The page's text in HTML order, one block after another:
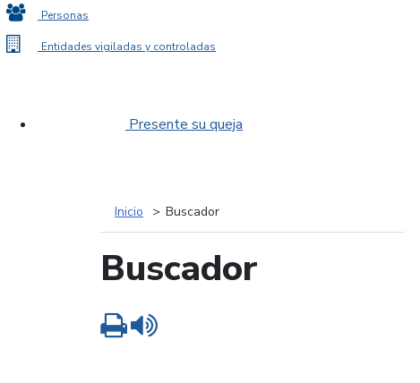
Personas
Entidades vigiladas y controladas
Presente su queja
Inicio Buscador
Buscador
Imprimir